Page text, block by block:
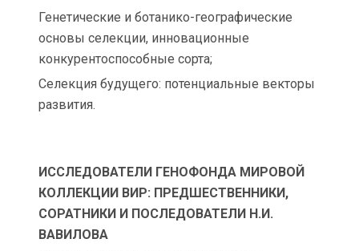
Генетические и ботанико-географические
основы селекции, инновационные
конкурентоспособные сорта;
Селекция будущего: потенциальные векторы
развития.
ИССЛЕДОВАТЕЛИ ГЕНОФОНДА МИРОВОЙ
КОЛЛЕКЦИИ ВИР: ПРЕДШЕСТВЕННИКИ,
СОРАТНИКИ И ПОСЛЕДОВАТЕЛИ Н.И.
ВАВИЛОВА